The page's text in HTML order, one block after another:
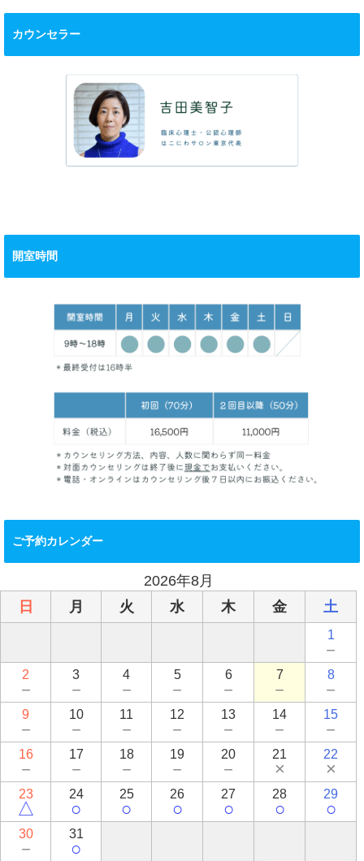
カウンセラー
開室時間
ご予約カレンダー
2026年8月
日
月 火 水 木 金 土
1
－
2
－
3
－
4
－
5
－
6
－
7
－
8
－
9
－
10
－
11
－
12
－
13
－
14
－
15
－
16
－
17
－
18
－
19
－
20
－
21
×
22
×
23
△
24
○
25
○
26
○
27
○
28
○
29
○
30
－
31
○